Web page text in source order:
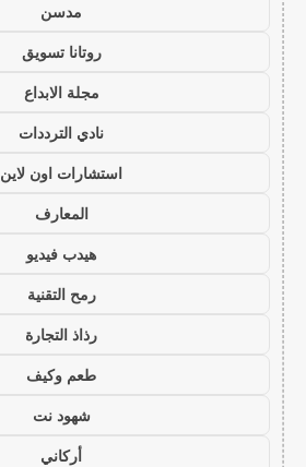
مدسن
روتانا تسويق
مجلة الابداع
نادي الترددات
استشارات اون لاين
المعارف
هيدب فيديو
رمح التقنية
رذاذ التجارة
طعم وكيف
شهود نت
أركاني